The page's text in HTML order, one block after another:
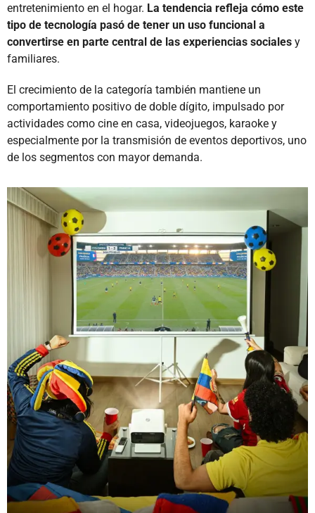
entretenimiento en el hogar. La tendencia refleja cómo este
tipo de tecnología pasó de tener un uso funcional a
convertirse en parte central de las experiencias sociales y
familiares.
El crecimiento de la categoría también mantiene un
comportamiento positivo de doble dígito, impulsado por
actividades como cine en casa, videojuegos, karaoke y
especialmente por la transmisión de eventos deportivos, uno
de los segmentos con mayor demanda.